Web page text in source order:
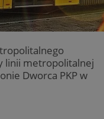
linii metropolitalnej
Dworca PKP w